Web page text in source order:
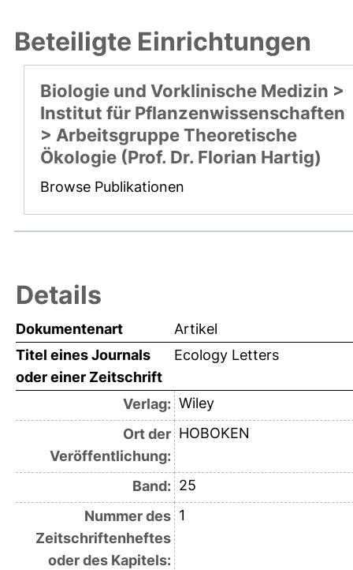
Beteiligte Einrichtungen
Biologie und Vorklinische Medizin >
Institut für Pflanzenwissenschaften
> Arbeitsgruppe Theoretische
Ökologie (Prof. Dr. Florian Hartig)
Browse Publikationen
Details
Dokumentenart
Artikel
Titel eines Journals
oder einer Zeitschrift
Ecology Letters
Verlag: Wiley
Ort der
Veröffentlichung:
HOBOKEN
Band: 25
Nummer des
Zeitschriftenheftes
oder des Kapitels:
1